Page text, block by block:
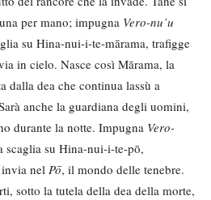
per mano; impugna Vero-nu’u
su Hina-nui-i-te-mārama, trafigge
in cielo. Nasce così Mārama, la
dalla dea che continua lassù a
anche la guardiana degli uomini,
durante la notte. Impugna Vero-
scaglia su Hina-nui-i-te-pō,
nel Pō, il mondo delle tenebre.
sotto la tutela della dea della morte,